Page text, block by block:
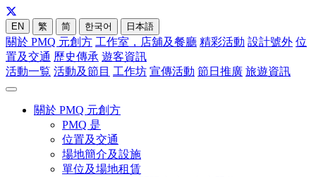
EN 繁 简 한국어 日本語
關於 PMQ 元創方 工作室，店舖及餐廳 精彩活動 設計號外 位
置及交通 歷史傳承 遊客資訊
活動一覧 活動及節目 工作坊 宣傳活動 節日推廣 旅遊資訊
關於 PMQ 元創方
PMQ 是
位置及交通
場地簡介及設施
單位及場地租賃